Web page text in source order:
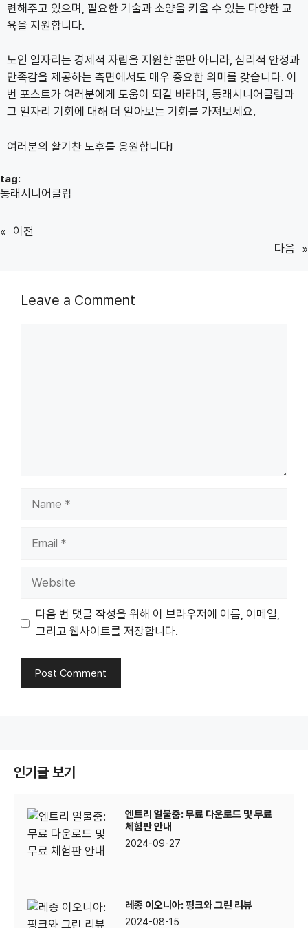
련해주고 있으며, 필요한 기술과 소양을 키울 수 있는 다양한 교
육을 지원합니다.
노인 일자리는 경제적 자립을 지원할 뿐만 아니라, 심리적 안정과
만족감을 제공하는 측면에서도 매우 중요한 의미를 갖습니다. 이
번 포스트가 여러분에게 도움이 되길 바라며, 동래시니어클럽과
그 일자리 기회에 대해 더 알아보는 기회를 가져보세요.
여러분의 활기찬 노후를 응원합니다!
tag:
동래시니어클럽
« 이전
다음 »
Leave a Comment
다음 번 댓글 작성을 위해 이 브라우저에 이름, 이메일,
그리고 웹사이트를 저장합니다.
인기글 보기
엔트리 얼불춤: 무료 다운로드 및 무료
체험판 안내
2024-09-27
레종 이오니아: 핑크와 그린 리뷰
2024-08-15